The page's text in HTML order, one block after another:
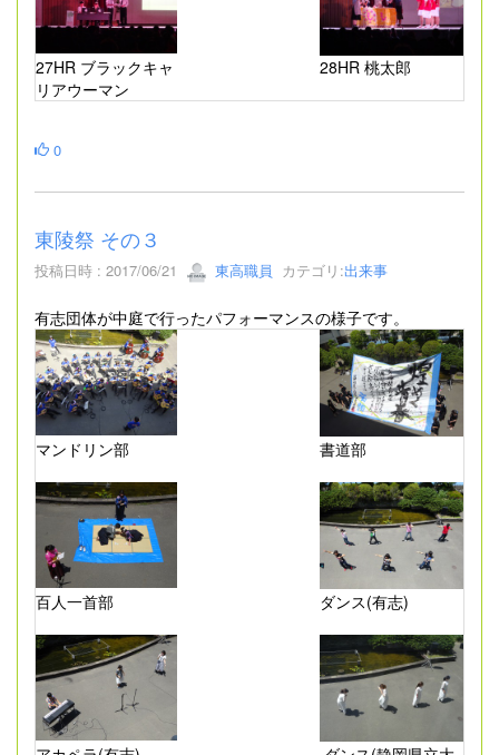
27HR ブラックキャ
リアウーマン
28HR 桃太郎
0
東陵祭 その３
投稿日時 : 2017/06/21 東高職員 カテゴリ:出来事
有志団体が中庭で行ったパフォーマンスの様子です。
マンドリン部 書道部
百人一首部 ダンス(有志)